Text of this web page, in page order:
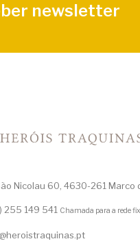
newsletter
Nicolau 60, 4630-261 Marco
255 149 541 Chamada para a rede